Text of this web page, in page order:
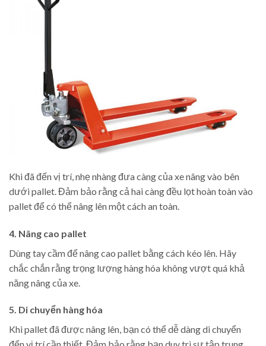
Khi đã đến vị trí, nhẹ nhàng đưa càng của xe nâng vào bên
dưới pallet. Đảm bảo rằng cả hai càng đều lọt hoàn toàn vào
pallet để có thể nâng lên một cách an toàn.
4. Nâng cao pallet
Dùng tay cầm để nâng cao pallet bằng cách kéo lên. Hãy
chắc chắn rằng trọng lượng hàng hóa không vượt quá khả
năng nâng của xe.
5. Di chuyển hàng hóa
Khi pallet đã được nâng lên, bạn có thể dễ dàng di chuyển